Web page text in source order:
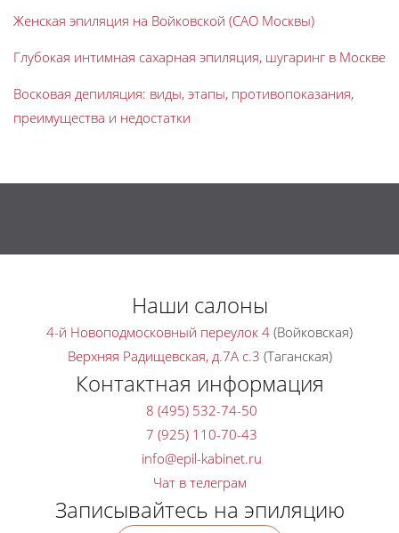
Женская эпиляция на Войковской (САО Москвы)
Глубокая интимная сахарная эпиляция, шугаринг в Москве
Восковая депиляция: виды, этапы, противопоказания,
преимущества и недостатки
Наши салоны
4-й Новоподмосковный переулок 4 (Войковская)
Верхняя Радищевская, д.7A с.3 (Таганская)
Контактная информация
8 (495) 532-74-50
7 (925) 110-70-43
Чат в телеграм
Записывайтесь на эпиляцию